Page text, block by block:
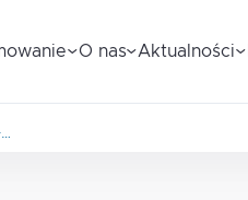
O nas Aktualności